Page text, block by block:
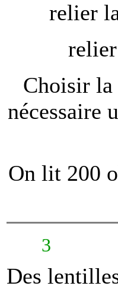
relier
Choisir la
nécessaire
On lit 200
3
Des